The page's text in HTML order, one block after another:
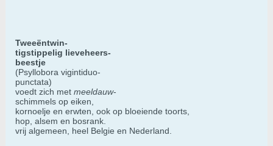
Tweeëntwin-
tigstippelig lieveheers-
beestje
(Psyllobora vigintiduo-
punctata)
voedt zich met meeldauw-
schimmels op eiken,
kornoelje en erwten, ook op bloeiende toorts,
hop, alsem en bosrank.
vrij algemeen, heel Belgie en Nederland.